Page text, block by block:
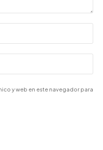
y web en este navegador para